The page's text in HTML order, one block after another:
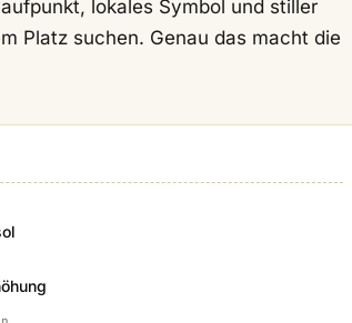
lokales Symbol und stiller
Platz suchen. Genau das macht die